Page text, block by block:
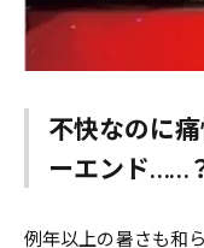
不快なのに
ーエンド……
例年以上の暑さも和